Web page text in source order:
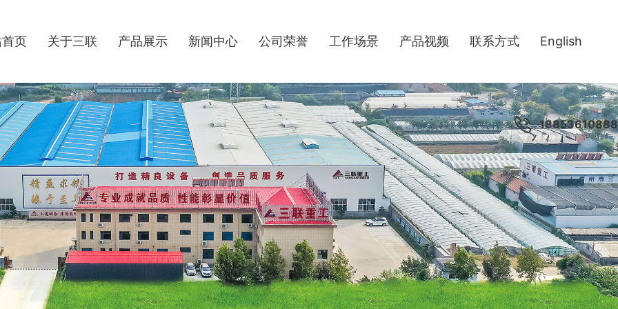
页 关于三联 产品展示 新闻中心 公司荣誉 工作场景 产品视频 联系方式 English
18853610888